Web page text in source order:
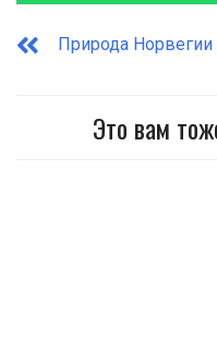
Природа Норвегии
Это вам